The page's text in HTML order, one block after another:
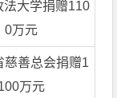
法大学捐赠110
0万元
慈善总会捐赠1
万元